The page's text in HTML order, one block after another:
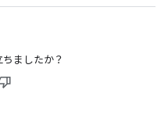
ましたか？